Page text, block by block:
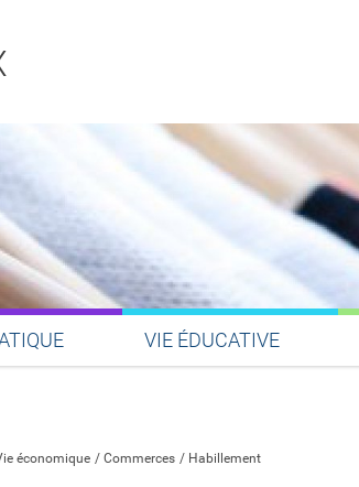
VIE ÉDUCATIVE
économique Commerces Habillement